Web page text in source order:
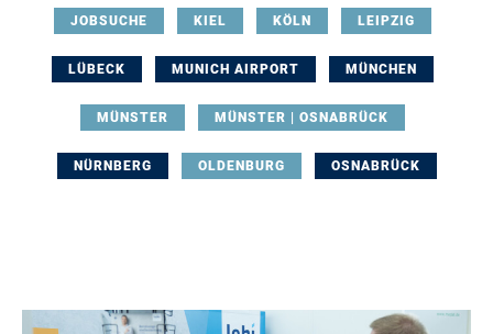
JOBSUCHE KIEL KÖLN LEIPZIG
LÜBECK MUNICH AIRPORT MÜNCHEN
MÜNSTER MÜNSTER | OSNABRÜCK
NÜRNBERG OLDENBURG OSNABRÜCK